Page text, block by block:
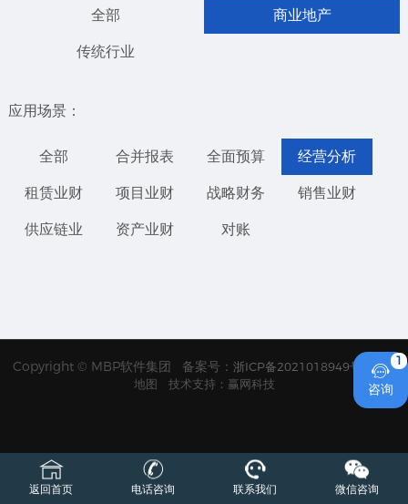
全部 商业地产
传统行业
应用场景：
全部 合并报表 全面预算 经营分析
租赁业财 项目业财 战略财务 销售业财
供应链业 资产业财 对账
Copyright © MBP软件集团 备案号： 浙ICP备2021018949号
网站
地图
技术支持：赢网科技
1

咨询
返回首页 电话咨询 联系我们 微信咨询